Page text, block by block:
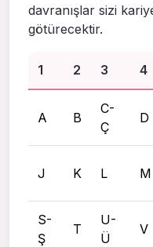
davranışlar sizi
götürecektir.
1 2 3 4
A B
C-
Ç
D
J K L M
S-
Ş
T
U-
Ü
V